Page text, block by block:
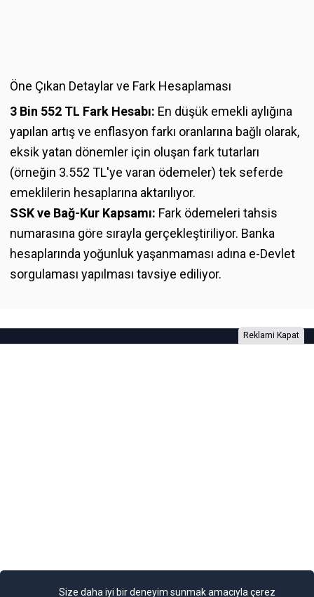
Öne Çıkan Detaylar ve Fark Hesaplaması
3 Bin 552 TL Fark Hesabı: En düşük emekli aylığına
yapılan artış ve enflasyon farkı oranlarına bağlı olarak,
eksik yatan dönemler için oluşan fark tutarları
(örneğin 3.552 TL'ye varan ödemeler) tek seferde
emeklilerin hesaplarına aktarılıyor.
SSK ve Bağ-Kur Kapsamı: Fark ödemeleri tahsis
numarasına göre sırayla gerçekleştiriliyor. Banka
hesaplarında yoğunluk yaşanmaması adına e-Devlet
sorgulaması yapılması tavsiye ediliyor.
Reklami Kapat
sunulmaktadır. Burada yer alan yorum ve tavsiyeler ise genel niteliktedir. Bu
Bu nedenle, sadece burada yer alan bilgilere dayanılarak yatırım kararı
Size daha iyi bir deneyim sunmak amacıyla çerez